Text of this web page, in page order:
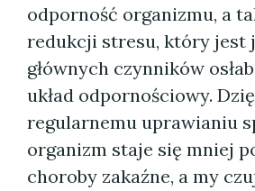
odporność organizmu, a
redukcji stresu, który jest
głównych czynników
układ odpornościowy.
regularnemu uprawianiu
organizm staje się mniej
choroby zakaźne, a my